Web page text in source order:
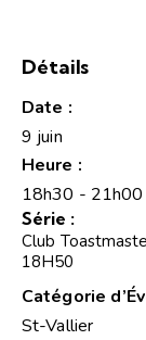
Détails
Date :
9 juin
Heure :
18h30 - 21h00
Série :
Club
18H50
Catégorie
St-Vallier